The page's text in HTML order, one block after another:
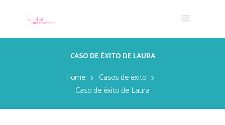
CASO DE ÉXITO DE LAURA
Home
Casos de éxito
Caso de éxito de Laura